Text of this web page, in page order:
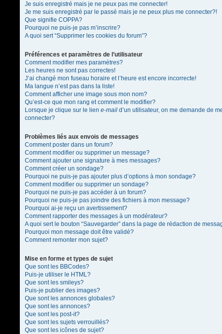
Je suis enregistré mais je ne peux pas me connecter!
Je me suis enregistré par le passé mais je ne peux plus me connecter?!
Que signifie COPPA?
Pourquoi ne puis-je pas m’inscrire?
A quoi sert “Supprimer les cookies du forum”?
Préférences et paramètres de l’utilisateur
Comment modifier mes paramètres?
Les heures ne sont pas correctes!
J’ai changé mon fuseau horaire et l’heure est encore incorrecte!
Ma langue n’est pas dans la liste!
Comment afficher une image sous mon nom?
Qu’est-ce que mon rang et comment le modifier?
Lorsque je clique sur le lien e-mail d’un utilisateur, on me demande de
connecter?
Problèmes liés aux envois de messages
Comment poster dans un forum?
Comment modifier ou supprimer un message?
Comment ajouter une signature à mes messages?
Comment créer un sondage?
Pourquoi ne puis-je pas ajouter plus d’options à mon sondage?
Comment modifier ou supprimer un sondage?
Pourquoi ne puis-je pas accéder à un forum?
Pourquoi ne puis-je pas joindre des fichiers à mon message?
Pourquoi ai-je reçu un avertissement?
Comment rapporter des messages à un modérateur?
A quoi sert le bouton “Sauvegarder” dans la page de rédaction de
Pourquoi mon message doit être validé?
Comment remonter mon sujet?
Mise en forme et types de sujet
Que sont les BBCodes?
Puis-je utiliser le HTML?
Que sont les smileys?
Puis-je publier des images?
Que sont les annonces globales?
Que sont les annonces?
Que sont les post-it?
Que sont les sujets verrouillés?
Que sont les icônes de sujet?